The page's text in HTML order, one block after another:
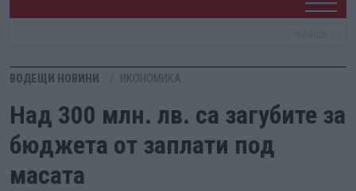
ВОДЕЩИ НОВИНИ ИКОНОМИКА
Над 300 млн. лв. са загубите за
бюджета от заплати под
масата